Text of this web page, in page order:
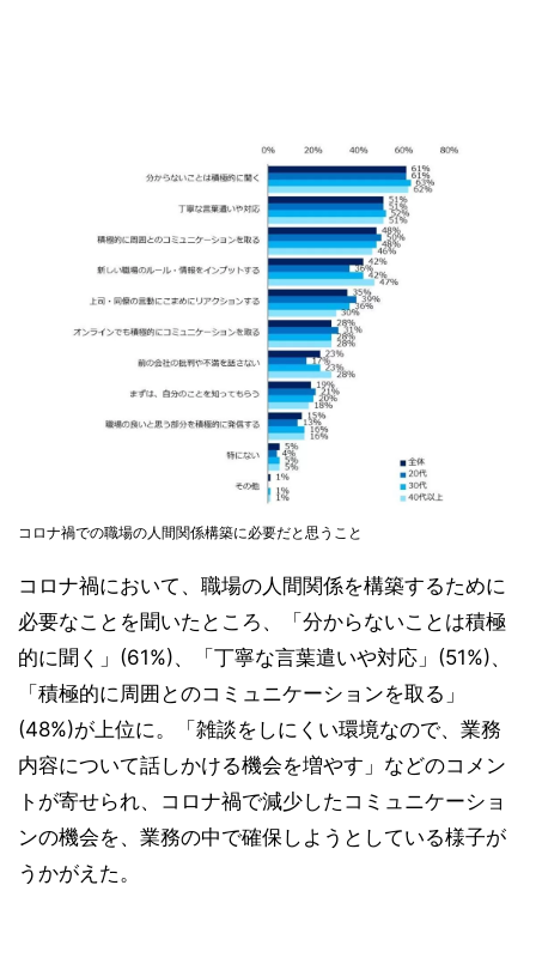
コロナ禍での職場の人間関係構築に必要だと思うこと
コロナ禍において、職場の人間関係を構築するために
必要なことを聞いたところ、「分からないことは積極
的に聞く」(61%)、「丁寧な言葉遣いや対応」(51%)、
「積極的に周囲とのコミュニケーションを取る」
(48%)が上位に。「雑談をしにくい環境なので、業務
内容について話しかける機会を増やす」などのコメン
トが寄せられ、コロナ禍で減少したコミュニケーショ
ンの機会を、業務の中で確保しようとしている様子が
うかがえた。